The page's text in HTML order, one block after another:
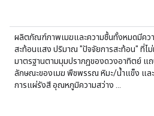
ผลิตภัณฑ์ภาพเมฆและความชื้นทั้งหมดมีคว
สะท้อนแสง ปริมาณ "ปัจจัยการสะท้อน" ที่ไม่
มาตรฐานตามมุมปรากฏของดวงอาทิตย์ แ
ลักษณะของเมฆ พืชพรรณ หิมะ/น้ำแข็ง แล
การแผ่รังสี อุณหภูมิความสว่าง …